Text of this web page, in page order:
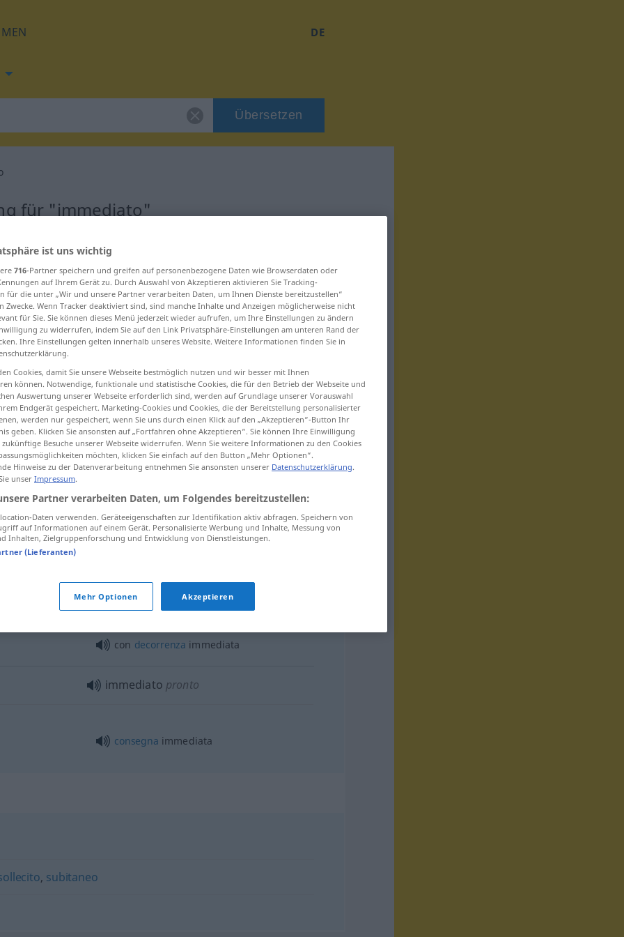
DE
Übersetzen
für "immediato"
immediato diretto
nelle immediate vicinanze
con decorrenza immediata
immediato pronto
consegna immediata
, subitaneo
ist uns wichtig
716-Partner speichern und greifen auf personenbezogene Daten wie Browserdaten oder
auf Ihrem Gerät zu. Durch Auswahl von Akzeptieren aktivieren Sie Tracking-
für die unter „Wir und unsere Partner verarbeiten Daten, um Ihnen Dienste bereitzustellen“
Zwecke. Wenn Tracker deaktiviert sind, sind manche Inhalte und Anzeigen möglicherweise nicht
für Sie. Sie können dieses Menü jederzeit wieder aufrufen, um Ihre Einstellungen zu ändern
zu widerrufen, indem Sie auf den Link Privatsphäre-Einstellungen am unteren Rand der
Ihre Einstellungen gelten innerhalb unseres Website. Weitere Informationen finden Sie in
Cookies, damit Sie unsere Webseite bestmöglich nutzen und wir besser mit Ihnen
können. Notwendige, funktionale und statistische Cookies, die für den Betrieb der Webseite und
Auswertung unserer Webseite erforderlich sind, werden auf Grundlage unserer Vorauswahl
Endgerät gespeichert. Marketing-Cookies und Cookies, die der Bereitstellung personalisierter
werden nur gespeichert, wenn Sie uns durch einen Klick auf den „Akzeptieren“-Button Ihr
geben. Klicken Sie ansonsten auf „Fortfahren ohne Akzeptieren“. Sie können Ihre Einwilligung
Besuche unserer Webseite widerrufen. Wenn Sie weitere Informationen zu den Cookies
möchten, klicken Sie einfach auf den Button „Mehr Optionen“.
Hinweise zu der Datenverarbeitung entnehmen Sie ansonsten unserer Datenschutzerklärung.
unser Impressum.
Partner verarbeiten Daten, um Folgendes bereitzustellen:
Daten verwenden. Geräteeigenschaften zur Identifikation aktiv abfragen. Speichern von
auf Informationen auf einem Gerät. Personalisierte Werbung und Inhalte, Messung von
Inhalten, Zielgruppenforschung und Entwicklung von Dienstleistungen.
(Lieferanten)
Mehr Optionen Akzeptieren